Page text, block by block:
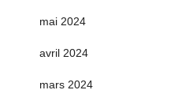
mai 2024
avril 2024
mars 2024